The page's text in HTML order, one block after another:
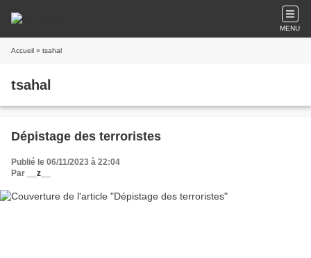
MENU
Accueil » tsahal
tsahal
Dépistage des terroristes
Publié le 06/11/2023 à 22:04
Par
__z__